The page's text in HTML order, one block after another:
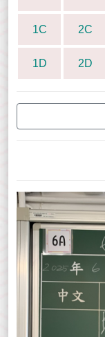
1C 2C
1D 2D